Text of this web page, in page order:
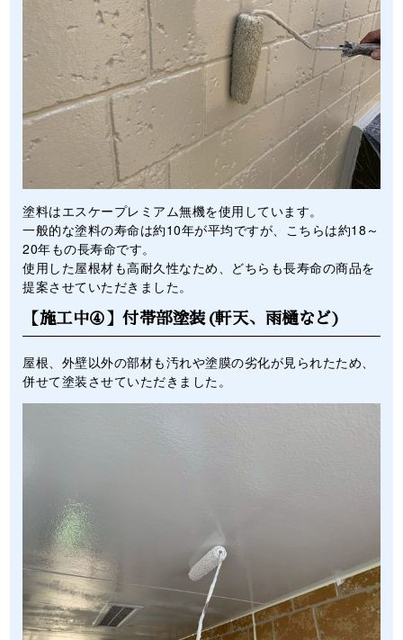
塗料はエスケープレミアム無機を使用しています。
一般的な塗料の寿命は約10年が平均ですが、こちらは約18～
20年もの長寿命です。
使用した屋根材も高耐久性なため、どちらも長寿命の商品を
提案させていただきました。
【施工中④】付帯部塗装(軒天、雨樋など)
屋根、外壁以外の部材も汚れや塗膜の劣化が見られたため、
併せて塗装させていただきました。